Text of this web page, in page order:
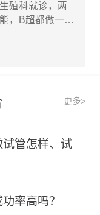
殖科就诊，两
，B超都做一
更多>
管怎样、试
率高吗？